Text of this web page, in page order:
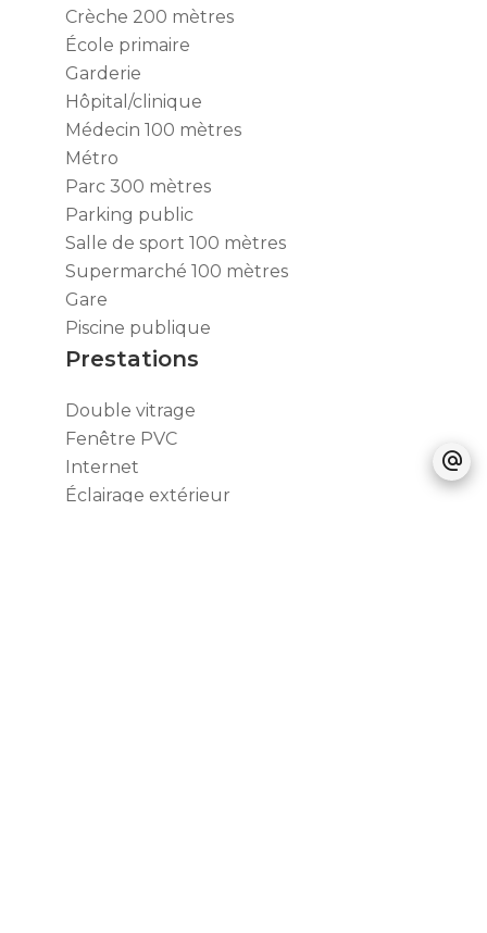
Crèche 200 mètres
École primaire
Garderie
Hôpital/clinique
Médecin 100 mètres
Métro
Parc 300 mètres
Parking public
Salle de sport 100 mètres
Supermarché 100 mètres
Gare
Piscine publique
Prestations
Double vitrage
Fenêtre PVC
Internet
Éclairage extérieur